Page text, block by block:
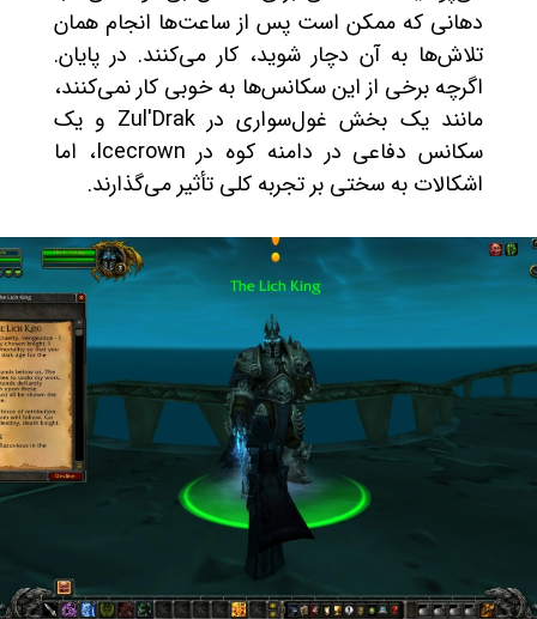
دهانی که ممکن است پس از ساعت‌ها انجام همان
تلاش‌ها به آن دچار شوید، کار می‌کنند. در پایان.
اگرچه برخی از این سکانس‌ها به خوبی کار نمی‌کنند،
مانند یک بخش غول‌سواری در Zul'Drak و یک
سکانس دفاعی در دامنه کوه در Icecrown، اما
اشکالات به سختی بر تجربه کلی تأثیر می‌گذارند.